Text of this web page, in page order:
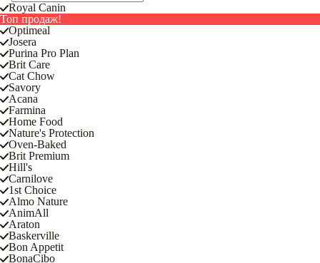
Royal Canin
Топ продаж!
Optimeal
Josera
Purina Pro Plan
Brit Care
Cat Chow
Savory
Acana
Farmina
Home Food
Nature's Protection
Oven-Baked
Brit Premium
Hill's
Carnilove
1st Choice
Almo Nature
AnimAll
Araton
Baskerville
Bon Appetit
BonaCibo